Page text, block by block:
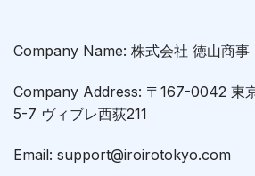
Company Name: 株式会社 徳山商事
Company Address: 〒167-0042 東
5-7 ヴィブレ西荻211
Email: support@iroirotokyo.com